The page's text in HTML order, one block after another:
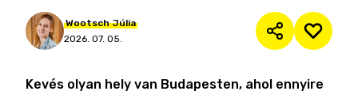
Wootsch Júlia
2026. 07. 05.
Kevés olyan hely van Budapesten, ahol ennyire